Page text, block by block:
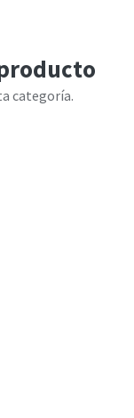
categoría.